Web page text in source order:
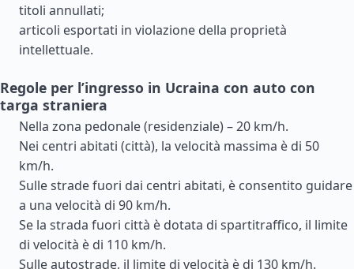
titoli annullati;
articoli esportati in violazione della proprietà
intellettuale.
Regole per l’ingresso in Ucraina con auto con
targa straniera
Nella zona pedonale (residenziale) – 20 km/h.
Nei centri abitati (città), la velocità massima è di 50
km/h.
Sulle strade fuori dai centri abitati, è consentito guidare
a una velocità di 90 km/h.
Se la strada fuori città è dotata di spartitraffico, il limite
di velocità è di 110 km/h.
Sulle autostrade, il limite di velocità è di 130 km/h.